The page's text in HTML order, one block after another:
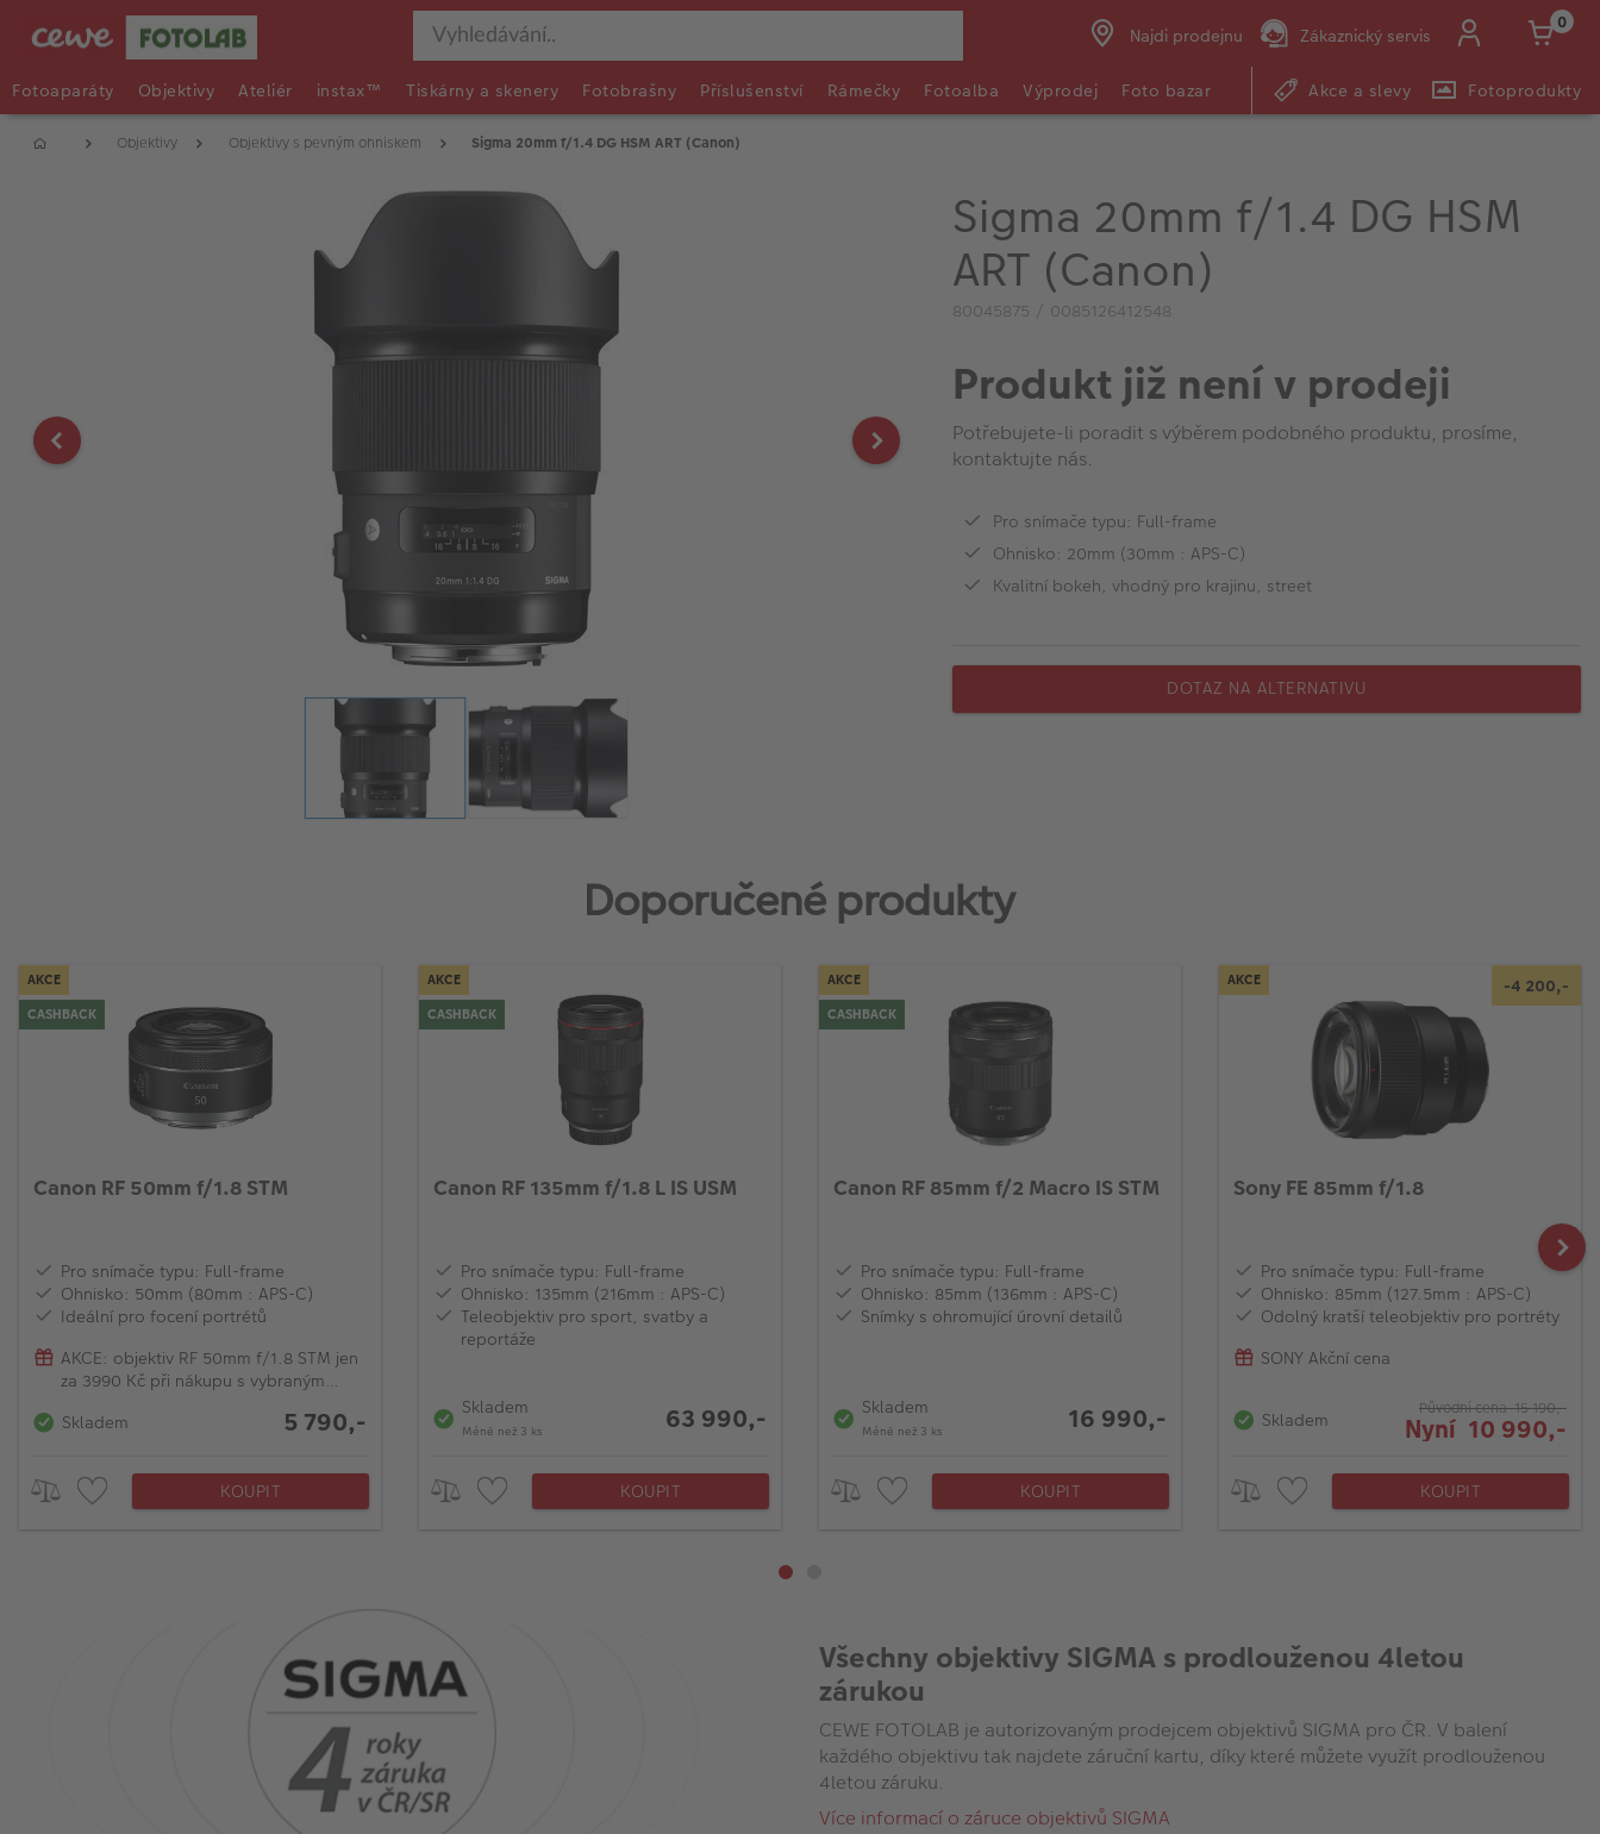
Najdi prodejnu Zákaznický servis
0
Fotoaparáty Objektivy Ateliér instax™ Tiskárny a skenery Fotobrašny Příslušenství Rámečky Fotoalba Výprodej Foto bazar Akce a slevy Fotoprodukty
Objektivy Objektivy s pevným ohniskem Sigma 20mm f/1.4 DG HSM ART (Canon)
Sigma 20mm f/1.4 DG HSM
ART (Canon)
80045875 / 0085126412548
Produkt již není v prodeji
Potřebujete-li poradit s výběrem podobného produktu, prosíme,
kontaktujte nás.
Pro snímače typu: Full-frame
Ohnisko: 20mm (30mm : APS-C)
Kvalitní bokeh, vhodný pro krajinu, street
DOTAZ NA ALTERNATIVU
Doporučené produkty
AKCE
CASHBACK
Canon RF 50mm f/1.8 STM
Pro snímače typu: Full-frame
Ohnisko: 50mm (80mm : APS-C)
Ideální pro focení portrétů
AKCE: objektiv RF 50mm f/1.8 STM jen
za 3990 Kč při nákupu s vybraným
Skladem 5 790,-
KOUPIT
AKCE
CASHBACK
Canon RF 135mm f/1.8 L IS USM
Pro snímače typu: Full-frame
Ohnisko: 135mm (216mm : APS-C)
Teleobjektiv pro sport, svatby a
reportáže
Skladem
Méně než 3 ks 63 990,-
KOUPIT
AKCE
CASHBACK
Canon RF 85mm f/2 Macro IS STM
Pro snímače typu: Full-frame
Ohnisko: 85mm (136mm : APS-C)
Snímky s ohromující úrovní detailů
Skladem
Méně než 3 ks 16 990,-
KOUPIT
AKCE -4 200,-
Sony FE 85mm f/1.8
Pro snímače typu: Full-frame
Ohnisko: 85mm (127.5mm : APS-C)
Odolný kratší teleobjektiv pro portréty
SONY Akční cena
Skladem Původní cena 15 190,-
Nyní 10 990,-
KOUPIT
Všechny objektivy SIGMA s prodlouženou 4letou
zárukou
CEWE FOTOLAB je autorizovaným prodejcem objektivů SIGMA pro ČR. V balení
každého objektivu tak najdete záruční kartu, díky které můžete využít prodlouženou
4letou záruku.
Více informací o záruce objektivů SIGMA